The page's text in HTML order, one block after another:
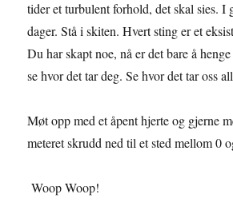
tider et turbulent forhold, det skal sies. I
dager. Stå i skiten. Hvert sting er et
Du har skapt noe, nå er det bare å
se hvor det tar deg. Se hvor det tar oss
Møt opp med et åpent hjerte og gjerne
meteret skrudd ned til et sted mellom 0
Woop Woop!